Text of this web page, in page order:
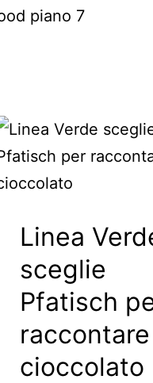
piano 7
Linea
sceglie
Pfatisch
cioccolato